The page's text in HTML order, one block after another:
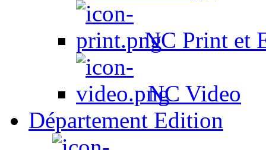
NC Print et
NC Video
Département Edition